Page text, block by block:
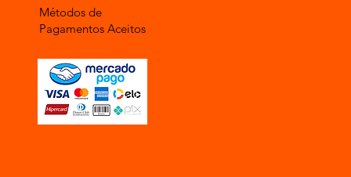
Métodos de
Pagamentos Aceitos